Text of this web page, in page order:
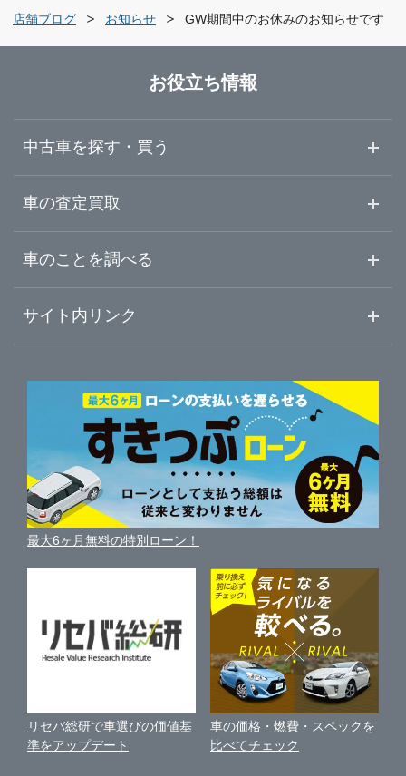
ガリバー泉北店
ガリバーときはま中百舌鳥店
ガリバー岸和田和泉店
ガリバー176号豊中店
ガリバー吹田千里丘店
ガリバー車検 枚方店
ガリバー枚方バイパス店
ガリバー泉佐野店
大阪市東住吉区
岸和田市
豊中市
吹田市
枚方市
泉佐野市
河内長野市
和泉市
奈良県
和歌山県
店舗ブログ お知らせ GW期間中のお休みのお知らせです
お役立ち情報
中古車を探す・買う
中古車情報・中古車検索
初めての中古車購入ガイド
中古車人気ランキング
自動車ローンを調べる
ガリバーの自動車ローン
車買い替えの基礎知識
近くのお店で車を探す
車の査定買取
車査定・車買取ならガリバー
ガリバーの査定が選ばれる理由
車を売る時よくある質問
便利な査定サービス
中古車買取相場（毎月更新）
車の個人売買ガイド
車のことを調べる
車初心者まとめ
新車・中古車カタログ
車の燃費を調べる
車種別クチコミ
車比較サイト
サイト内リンク
サイトマップ
サイトの使用条件
利用規約
保険代理店業務に関する基本方針
古物営業法に基づく表示
お客様の声
最大6ヶ月無料の特別ローン！
リセバ総研で車選びの価値基
準をアップデート
車の価格・燃費・スペックを
比べてチェック